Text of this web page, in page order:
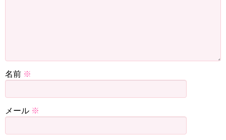
名前 ※
メール ※